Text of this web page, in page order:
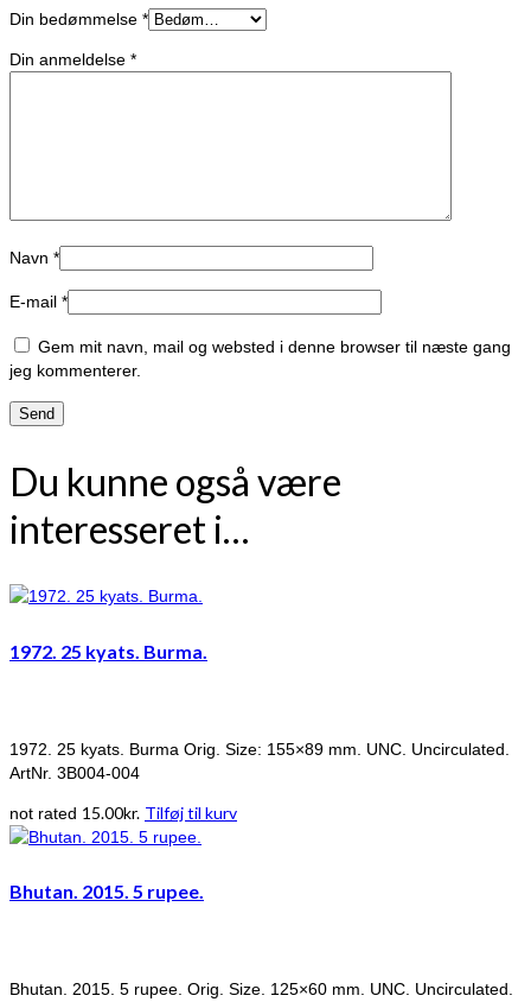
Din bedømmelse *
Din anmeldelse *
Navn *
E-mail *
Gem mit navn, mail og websted i denne browser til næste gang
jeg kommenterer.
Du kunne også være
interesseret i…
1972. 25 kyats. Burma.
1972. 25 kyats. Burma Orig. Size: 155×89 mm. UNC. Uncirculated.
ArtNr. 3B004-004
not rated 15.00kr. Tilføj til kurv
Bhutan. 2015. 5 rupee.
Bhutan. 2015. 5 rupee. Orig. Size. 125×60 mm. UNC. Uncirculated.